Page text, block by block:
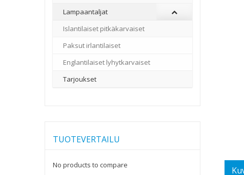
Lampaantaljat
Islantilaiset pitkäkarvaiset
–
Paksut irlantilaiset
–
Englantilaiset lyhytkarvaiset
–
Tarjoukset
TUOTEVERTAILU
No products to compare